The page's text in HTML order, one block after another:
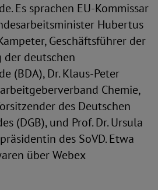
Es sprachen EU-Kommissar
Hubertus
Geschäftsführer der
der deutschen
(BDA), Dr. Klaus-Peter
Chemie,
des Deutschen
(DGB), und Prof. Dr. Ursula
des SoVD. Etwa
über Webex